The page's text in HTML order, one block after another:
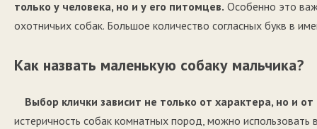
только у человека, но и у его питомцев. Особенно это
охотничьих собак. Большое количество согласных букв в
Как назвать маленькую собаку мальчика?
Выбор клички зависит не только от характера, но и
истеричность собак комнатных пород, можно